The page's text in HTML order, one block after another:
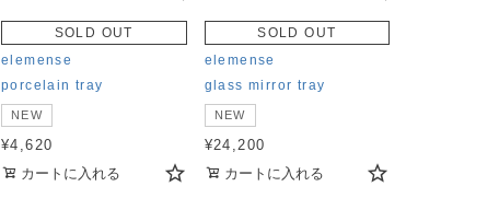
SOLD OUT
elemense
porcelain tray
NEW
¥4,620
カートに入れる
SOLD OUT
elemense
glass mirror tray
NEW
¥24,200
カートに入れる